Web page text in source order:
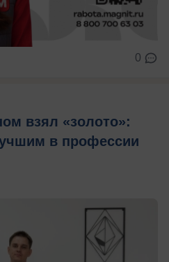
0
взял «золото»:
в профессии